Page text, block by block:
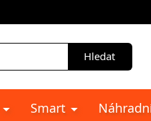
Hledat
Smart